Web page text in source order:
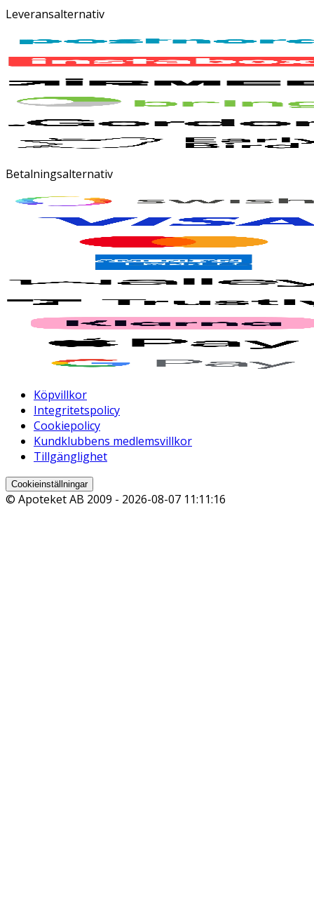
Leveransalternativ
Betalningsalternativ
Köpvillkor
Integritetspolicy
Cookiepolicy
Kundklubbens medlemsvillkor
Tillgänglighet
Cookieinställningar
© Apoteket AB 2009 - 2026-08-07 11:11:16